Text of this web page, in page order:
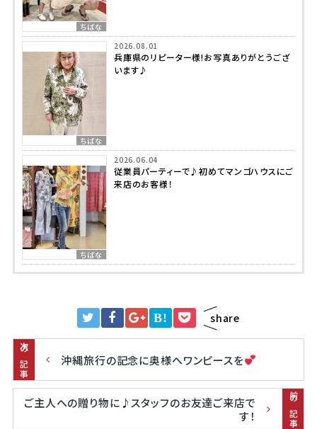
ちばな
ちばな
2026.08.01
兵庫県のリピーター様!お写真ありがとうござ
います♪
ちばな
2026.06.04
従業員パーティーで♪初めてマンゴハウスにご
来店のお客様！
B! share
次の記事 沖縄旅行の記念に奥様へワンピースを
前の記事
ご主人への贈り物に♪スタッフのお友達ご来店で
す！